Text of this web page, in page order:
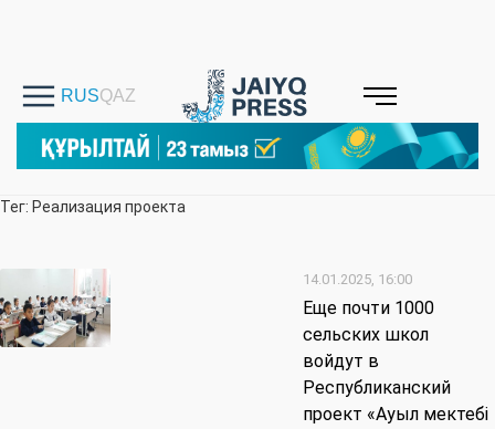
Тег: Реализация проекта
14.01.2025, 16:00
Еще почти 1000
сельских школ
войдут в
Республиканский
проект «Ауыл мектебі